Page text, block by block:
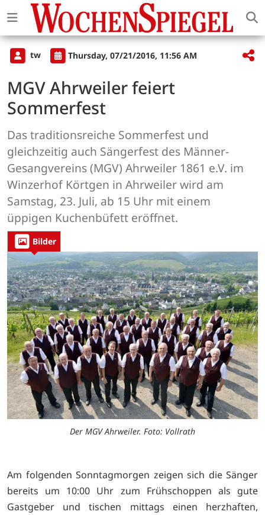
tw Thursday, 07/21/2016, 11:56 AM
MGV Ahrweiler feiert
Sommerfest
Das traditionsreiche Sommerfest und
gleichzeitig auch Sängerfest des Männer-
Gesangvereins (MGV) Ahrweiler 1861 e.V. im
Winzerhof Körtgen in Ahrweiler wird am
Samstag, 23. Juli, ab 15 Uhr mit einem
üppigen Kuchenbüfett eröffnet.
Bilder
Der MGV Ahrweiler. Foto: Vollrath
Am folgenden Sonntagmorgen zeigen sich die Sänger
bereits um 10:00 Uhr zum Frühschoppen als gute
Gastgeber und tischen mittags einen herzhaften,